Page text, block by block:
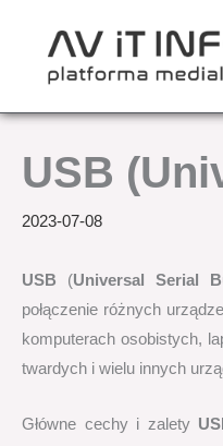
USB
2023-07-08
USB (Universal Serial
połączenie różnych
komputerach osobistych,
twardych i wielu innych
Główne cechy i zalety